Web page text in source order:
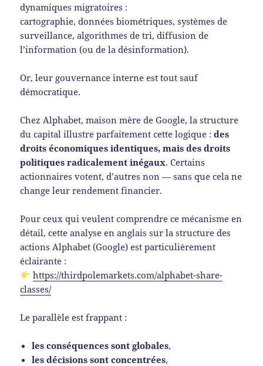
dynamiques migratoires :
cartographie, données biométriques, systèmes de
surveillance, algorithmes de tri, diffusion de
l’information (ou de la désinformation).
Or, leur gouvernance interne est tout sauf
démocratique.
Chez Alphabet, maison mère de Google, la structure
du capital illustre parfaitement cette logique :des
droits économiques identiques, mais des droits
politiques radicalement inégaux. Certains
actionnaires votent, d’autres non — sans que cela ne
change leur rendement financier.
Pour ceux qui veulent comprendre ce mécanisme en
détail, cette analyse en anglais sur la structure des
actions Alphabet (Google) est particulièrement
éclairante :
https://thirdpolemarkets.com/alphabet-share-
classes/
Le parallèle est frappant :
les conséquences sont globales,
les décisions sont concentrées,